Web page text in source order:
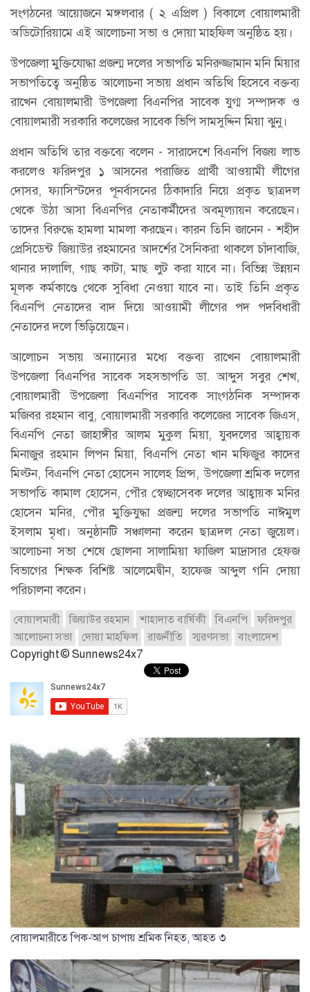
সংগঠনের আয়োজনে মঙ্গলবার ( ২ এপ্রিল ) বিকালে বোয়ালমারী
অডিটোরিয়ামে এই আলোচনা সভা ও দোয়া মাহফিল অনুষ্ঠিত হয়।
উপজেলা মুক্তিযোদ্ধা প্রজন্ম দলের সভাপতি মনিরুজ্জামান মনি মিয়ার
সভাপতিত্বে অনুষ্ঠিত আলোচনা সভায় প্রধান অতিথি হিসেবে বক্তব্য
রাখেন বোয়ালমারী উপজেলা বিএনপির সাবেক যুগ্ম সম্পাদক ও
বোয়ালমারী সরকারি কলেজের সাবেক ভিপি সামসুদ্দিন মিয়া ঝুনু।
প্রধান অতিথি তার বক্তব্যে বলেন - সারাদেশে বিএনপি বিজয় লাভ
করলেও ফরিদপুর ১ আসনের পরাজিত প্রার্থী আওয়ামী লীগের
দোসর, ফ্যাসিস্টদের পূনর্বাসনের ঠিকাদারি নিয়ে প্রকৃত ছাত্রদল
থেকে উঠা আসা বিএনপির নেতাকর্মীদের অবমূল্যায়ন করেছেন।
তাদের বিরুদ্ধে হামলা মামলা করছেন। কারন তিনি জানেন - শহীদ
প্রেসিডেন্ট জিয়াউর রহমানের আদর্শের সৈনিকরা থাকলে চাঁদাবাজি,
থানার দালালি, গাছ কাটা, মাছ লুট করা যাবে না। বিভিন্ন উন্নয়ন
মূলক কর্মকাণ্ডে থেকে সুবিধা নেওয়া যাবে না। তাই তিনি প্রকৃত
বিএনপি নেতাদের বাদ দিয়ে আওয়ামী লীগের পদ পদবিধারী
নেতাদের দলে ভিড়িয়েছেন।
আলোচন সভায় অন্যান্যের মধ্যে বক্তব্য রাখেন বোয়ালমারী
উপজেলা বিএনপির সাবেক সহসভাপতি ডা. আব্দুস সবুর শেখ,
বোয়ালমারী উপজেলা বিএনপির সাবেক সাংগঠনিক সম্পাদক
মজিবর রহমান বাবু, বোয়ালমারী সরকারি কলেজের সাবেক জিএস,
বিএনপি নেতা জাহাঙ্গীর আলম মুকুল মিয়া, যুবদলের আহ্বায়ক
মিনাজুর রহমান লিপন মিয়া, বিএনপি নেতা খান মফিজুর কাদের
মিল্টন, বিএনপি নেতা হোসেন সালেহ প্রিন্স, উপজেলা শ্রমিক দলের
সভাপতি কামাল হোসেন, পৌর স্বেচ্ছাসেবক দলের আহ্বায়ক মনির
হোসেন মনির, পৌর মুক্তিযুদ্ধা প্রজন্ম দলের সভাপতি নাঈমুল
ইসলাম মৃধা। অনুষ্ঠানটি সঞ্চালনা করেন ছাত্রদল নেতা জুয়েল।
আলোচনা সভা শেষে ছোলনা সালামিয়া ফাজিল মাদ্রাসার হেফজ
বিভাগের শিক্ষক বিশিষ্ট আলেমেদ্বীন, হাফেজ আব্দুল গনি দোয়া
পরিচালনা করেন।
বোয়ালমারী জিয়াউর রহমান শাহাদাত বার্ষিকী বিএনপি
ফরিদপুর
আলোচনা সভা
দোয়া মাহফিল রাজনীতি স্মরণসভা
বাংলাদেশ
Copyright © Sunnews24x7
বোয়ালমারীতে পিক-আপ চাপায় শ্রমিক নিহত, আহত ৩